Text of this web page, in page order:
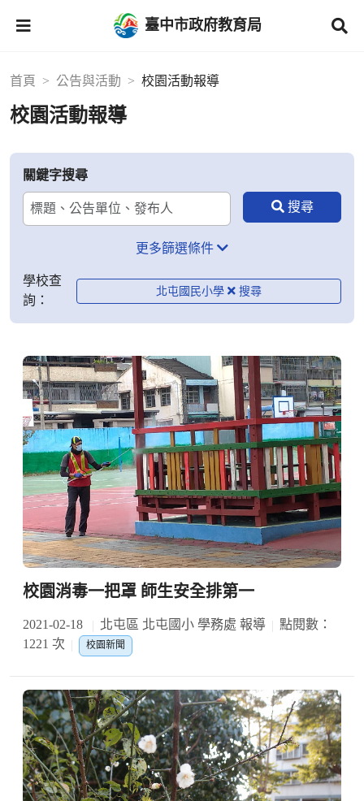
臺中市政府教育局
首頁 公告與活動 校園活動報導
校園活動報導
關鍵字搜尋
更多篩選條件
學校查
詢：
北屯國民小學
校園消毒一把罩 師生安全排第一
2021-02-18 北屯區 北屯國小 學務處 報導
點閱數：
1221 次
校園新聞